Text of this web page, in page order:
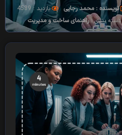
: محمد رجایی
بازدید : 4589
بندی :راهنمای ساخت و مدیریت